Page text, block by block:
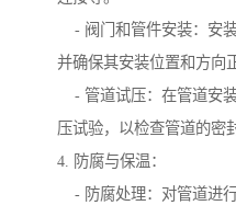
- 阀门和管件安装：安装
并确保其安装位置和方向
- 管道试压：在管道安
压试验，以检查管道的密
4. 防腐与保温：
- 防腐处理：对管道进